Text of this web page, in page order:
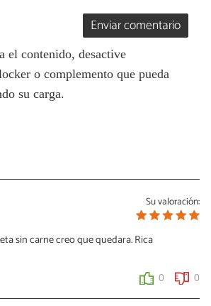
Enviar comentario
el contenido, desactive
o complemento que pueda
su carga.
Su valoración:
sin carne creo que quedara. Rica
0 0